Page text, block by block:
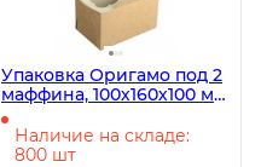
Упаковка Оригамо под 2
маффина, 100х160х100 мм,
200 штук в коробке
Наличие на складе:
800 шт